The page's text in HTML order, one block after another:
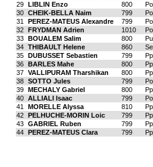
29
LIBLIN Enzo 800
30
CHEIK-BELLA Naim 799
31
PEREZ-MATEUS Alexandre 799
32
FRYDMAN Adrien 1010
33
BOUALEM Salim 800
34
THIBAULT Helene 860
35
DUBUSSET Sebastien 799
36
BARLES Mahe 800
37
VALLIPURAM Tharshikan 800
38
SOTTO Jules 799
39
MECHALY Gabriel 800
40
ALLIALI Isaac 799
41
MORELLE Alyssa 810
42
PELHUCHE-MORIN Loic 799
43
GABRIEL Ruben 799
44
PEREZ-MATEUS Clara 799